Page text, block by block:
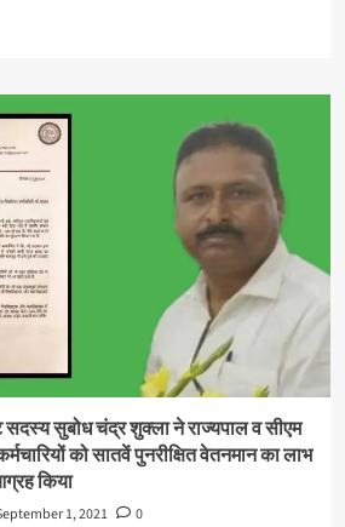
सदस्य सुबोध चंद्र शुक्ला ने राज्यपाल व सीएम
को सातवें पुनरीक्षित वेतनमान का लाभ
किया
1, 2021
0